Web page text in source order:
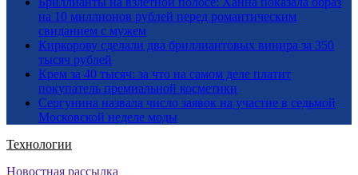
на 10 миллионов рублей перед романтическим
свиданием с мужем
Киркорову сделали два бриллиантовых винира за 350
тысяч рублей
Крем за 40 тысяч: за что на самом деле платит
покупатель премиальной косметики
Сергунина назвала число заявок на участие в седьмой
Московской неделе моды
Технологии
Новостная рассылка